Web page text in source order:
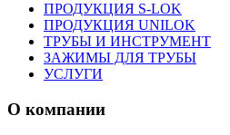
ПРОДУКЦИЯ S-LOK
ПРОДУКЦИЯ UNILOK
ТРУБЫ И ИНСТРУМЕНТ
ЗАЖИМЫ ДЛЯ ТРУБЫ
УСЛУГИ
О компании